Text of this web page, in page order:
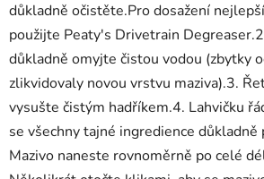
důkladně očistěte.Pro dosažení
použijte Peaty's Drivetrain
důkladně omyjte čistou vodou (zbytky
zlikvidovaly novou vrstvu maziva).3.
vysušte čistým hadříkem.4. Lahvičku
se všechny tajné ingredience důkladně
Mazivo naneste rovnoměrně po celé